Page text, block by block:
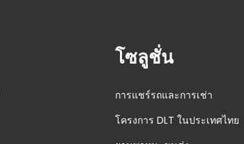
โซลูชั่น
การแชร์รถและการเช่า
โครงการ DLT ในประเทศไทย